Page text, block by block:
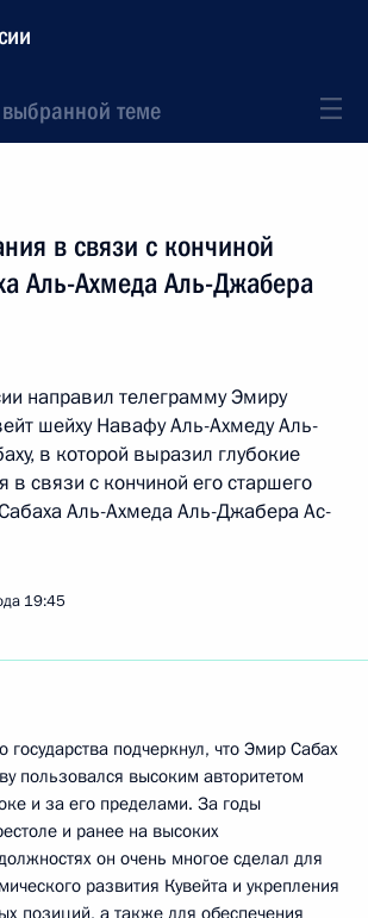
теме
в связи с кончиной
Аль-Ахмеда Аль-Джабера
направил телеграмму Эмиру
шейху Навафу Аль-Ахмеду Аль-
в которой выразил глубокие
в связи с кончиной его старшего
Аль-Ахмеда Аль-Джабера Ас-
19:45
государства подчеркнул, что Эмир Сабах
пользовался высоким авторитетом
и за его пределами. За годы
и ранее на высоких
он очень многое сделал для
развития Кувейта и укрепления
позиций, а также для обеспечения